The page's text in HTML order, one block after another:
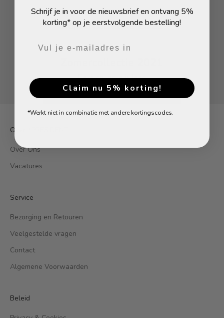
Zomercollectie 2021
Deze collectie is leeg
DOORGAAN MET WINKELEN
Over 4PRESIDENT
Over Ons
Vacatures
Service
Bezorging en Retouren
Veelgestelde vragen
Contact
Algemene Voorwaarden
Beleid
Schrijf je in voor de nieuwsbrief en ontvang 5%
korting* op je eerstvolgende bestelling!
Claim nu 5% korting!
*Werkt niet in combinatie met andere kortingscodes.